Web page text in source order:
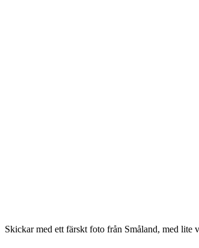
Skickar med ett färskt foto från Småland, med